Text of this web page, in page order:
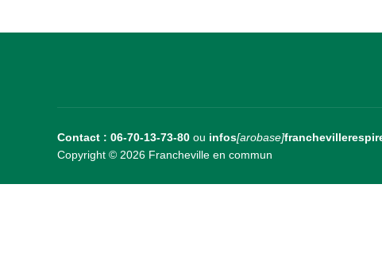
Contact : 06-70-13-73-80 ou infos[arobase]
Copyright © 2026 Francheville en commun